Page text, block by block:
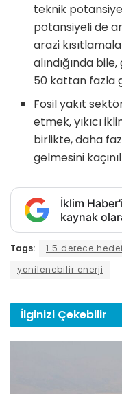
teknik
potansiyeli de
arazi
alındığında
50 kattan fazla
Fosil yakıt
etmek, yıkıcı
birlikte, daha
gelmesini
İklim
kaynak
Tags: 1.5 derece
yenilenebilir enerji
İlginizi Çekebilir